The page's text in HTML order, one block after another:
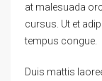
at malesuada
cursus. Ut et
tempus congue.
Duis mattis